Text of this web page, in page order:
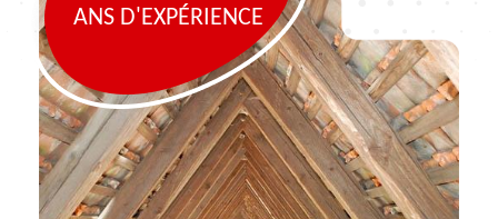
ANS D'EXPÉRIENCE